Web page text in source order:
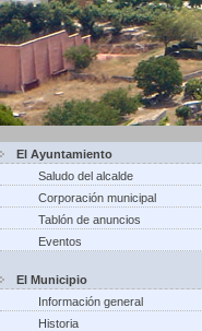
El Ayuntamiento
Saludo del alcalde
Corporación municipal
Tablón de anuncios
Eventos
El Municipio
Información general
Historia